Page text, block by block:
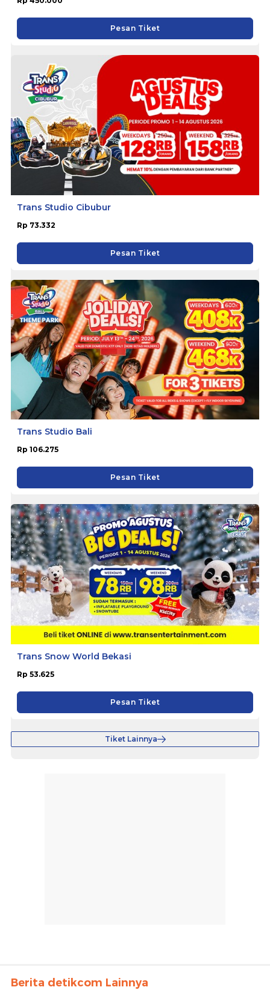
Pesan Tiket
Trans Studio Cibubur
Rp 73.332
Pesan Tiket
Trans Studio Bali
Rp 106.275
Pesan Tiket
Trans Snow World Bekasi
Rp 53.625
Pesan Tiket
Tiket Lainnya
Berita detikcom Lainnya